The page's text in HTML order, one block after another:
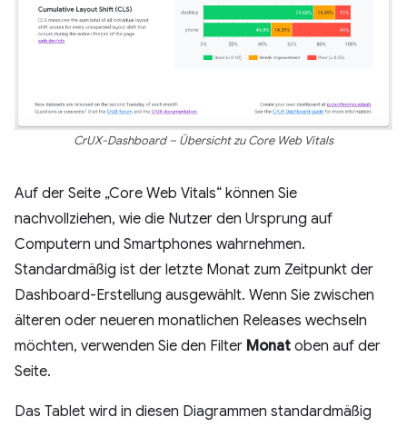
CrUX-Dashboard – Übersicht zu Core Web Vitals
Auf der Seite „Core Web Vitals“ können Sie
nachvollziehen, wie die Nutzer den Ursprung auf
Computern und Smartphones wahrnehmen.
Standardmäßig ist der letzte Monat zum Zeitpunkt der
Dashboard-Erstellung ausgewählt. Wenn Sie zwischen
älteren oder neueren monatlichen Releases wechseln
möchten, verwenden Sie den Filter Monat oben auf der
Seite.
Das Tablet wird in diesen Diagrammen standardmäßig